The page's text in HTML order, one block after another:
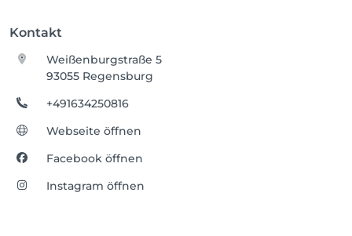
Kontakt
Weißenburgstraße 5
93055 Regensburg
+491634250816
Webseite öffnen
Facebook öffnen
Instagram öffnen